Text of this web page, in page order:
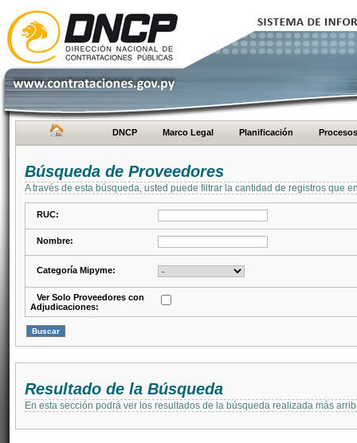
DNCP Marco Legal Planificación Procesos
Búsqueda de Proveedores
A través de esta búsqueda, usted puede filtrar la cantidad de registros que
RUC:
Nombre:
Categoría Mipyme:
Ver Solo Proveedores con
Adjudicaciones:
Resultado de la Búsqueda
En esta sección podrá ver los resultados de la búsqueda realizada más